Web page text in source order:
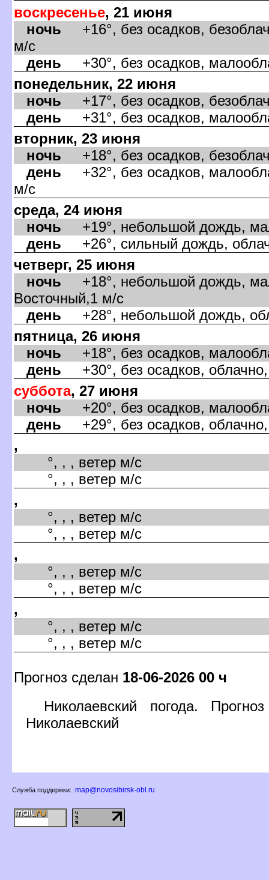
оскресенье, 21 июня
ночь +16°, без осадков,
м/с
день +30°, без осадков,
понедельник, 22 июня
ночь +17°, без осадков,
день +31°, без осадков,
торник, 23 июня
ночь +18°, без осадков,
день +32°, без осадков,
м/с
среда, 24 июня
ночь +19°, небольшой дождь,
день +26°, сильный дождь,
четверг, 25 июня
ночь +18°, небольшой дождь,
осточный,1 м/с
день +28°, небольшой дождь,
пятница, 26 июня
ночь +18°, без осадков,
день +30°, без осадков,
суббота, 27 июня
ночь +20°, без осадков,
день +29°, без осадков,
,
°, , , ветер м/с
°, , , ветер м/с
,
°, , , ветер м/с
°, , , ветер м/с
,
°, , , ветер м/с
°, , , ветер м/с
,
°, , , ветер м/с
°, , , ветер м/с
Прогноз сделан 18-06-2026 00 ч
Николаевский погода.
Николаевский
Служба поддержки: map@novosibirsk-obl.ru